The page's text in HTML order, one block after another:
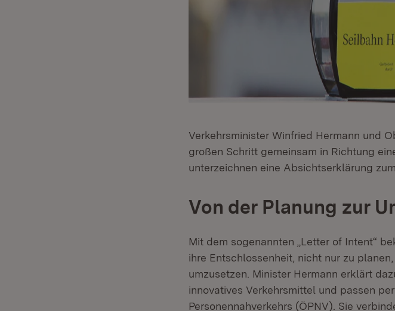
Verkehrsminister Winfried Hermann und
großen Schritt gemeinsam in Richtung
unterzeichnen eine Absichtserklärung
Von der Planung zur
Mit dem sogenannten „Letter of Intent“
ihre Entschlossenheit, nicht nur zu
umzusetzen. Minister Hermann erklärt
innovatives Verkehrsmittel und passen
Personennahverkehrs (ÖPNV). Sie